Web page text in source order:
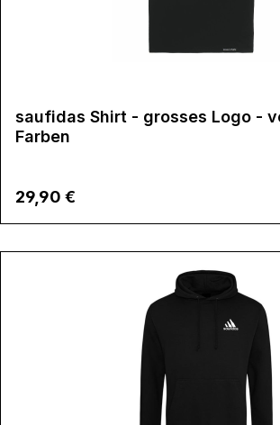
saufidas Shirt - grosses Logo -
Farben
Regulärer Preis:
29,90 €